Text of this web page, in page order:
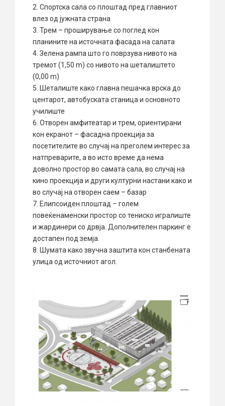
2. Спортска сала со плоштад пред главниот
влез од јужната страна
3. Трем – проширување со поглед кон
планините на источната фасада на салата
4. Зелена рампа што го поврзува нивото на
тремот (1,50 m) со нивото на шеталиштето
(0,00 m)
5. Шеталиште како главна пешачка врска до
центарот, автобуската станица и основното
училиште
6. Отворен амфитеатар и трем, ориентирани
кон екранот – фасадна проекција за
посетителите во случај на преголем интерес за
натпреварите, а во исто време да нема
доволно простор во самата сала, во случај на
кино проекција и други културни настани како и
во случај на отворен саем – базар
7. Елипсоиден плоштад – голем
повеќенаменски простор со тениско игралиште
и жардинери со дрвја. Дополнителен паркинг е
достапен под земја.
8. Шумата како звучна заштита кон станбената
улица од источниот агол.